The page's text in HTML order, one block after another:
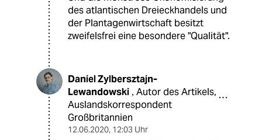
des atlantischen Dreieckhandels und
der Plantagenwirtschaft besitzt
zweifelsfrei eine besondere "Qualität".
Daniel Zylbersztajn-
Lewandowski , Autor des Artikels,
Auslandskorrespondent
Großbritannien
12.06.2020, 12:03 Uhr